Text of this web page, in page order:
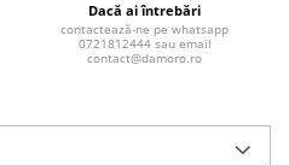
Dacă ai întrebări
contactează-ne pe whatsapp
0721812444 sau email
contact@damoro.ro